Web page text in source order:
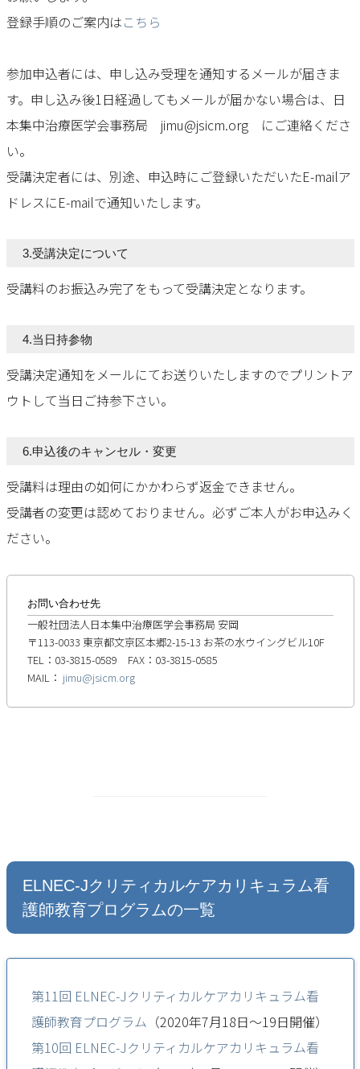
登録手順のご案内はこちら
参加申込者には、申し込み受理を通知するメールが届きま
す。申し込み後1日経過してもメールが届かない場合は、日
本集中治療医学会事務局 jimu@jsicm.org にご連絡くださ
い。
受講決定者には、別途、申込時にご登録いただいたE-mailア
ドレスにE-mailで通知いたします。
3.受講決定について
受講料のお振込み完了をもって受講決定となります。
4.当日持参物
受講決定通知をメールにてお送りいたしますのでプリントア
ウトして当日ご持参下さい。
6.申込後のキャンセル・変更
受講料は理由の如何にかかわらず返金できません。
受講者の変更は認めておりません。必ずご本人がお申込みく
ださい。
お問い合わせ先
一般社団法人日本集中治療医学会事務局 安岡
〒113-0033 東京都文京区本郷2-15-13 お茶の水ウイングビル10F
TEL：03-3815-0589 FAX：03-3815-0585
MAIL： jimu@jsicm.org
ELNEC-Jクリティカルケアカリキュラム看
護師教育プログラムの一覧
第11回 ELNEC-Jクリティカルケアカリキュラム看
護師教育プログラム （2020年7月18日～19日開催）
第10回 ELNEC-Jクリティカルケアカリキュラム看